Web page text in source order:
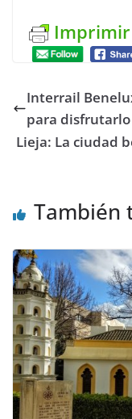
Imprimir
Interrail
para disfrutarlo
Lieja: La ciudad
También